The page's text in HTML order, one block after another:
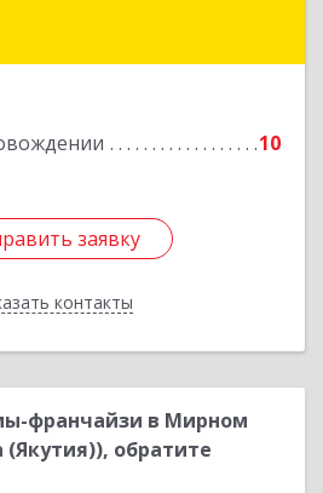
10
заявку
контакты
край Дивногорск г
заявку
Назад
франчайзи в Мирном
(Якутия)), обратите